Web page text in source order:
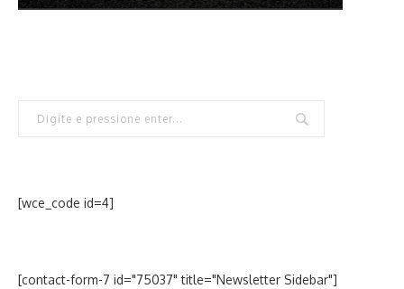
[wce_code id=4]
[contact-form-7 id="75037" title="Newsletter Sidebar"]